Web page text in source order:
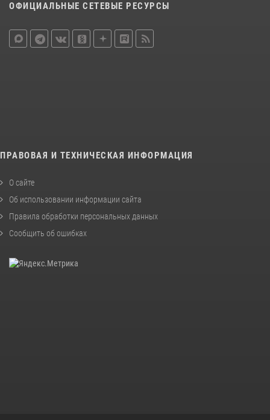
ОФИЦИАЛЬНЫЕ СЕТЕВЫЕ РЕСУРСЫ
ПРАВОВАЯ И ТЕХНИЧЕСКАЯ ИНФОРМАЦИЯ
О сайте
Об использовании информации сайта
Правила обработки персональных данных
Сообщить об ошибках